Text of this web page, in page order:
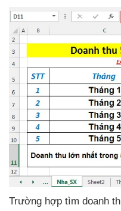
Trường hợp tìm doanh